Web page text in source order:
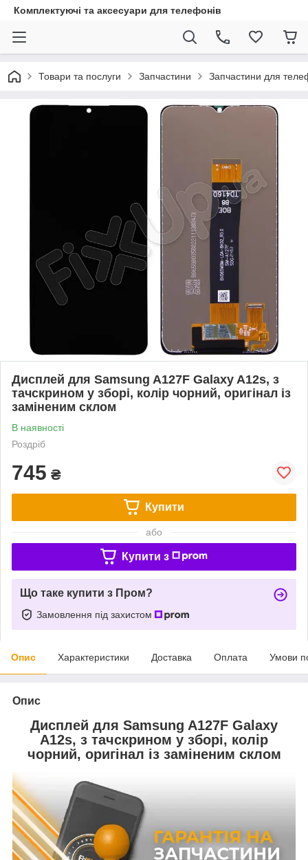
Комплектуючі та аксесуари для телефонів
Товари та послуги Запчастини Запчастини для
Дисплей для Samsung A127F Galaxy A12s, з
тачскрином у зборі, колір чорний, оригінал із
заміненим склом
В наявності
Роздріб
745 ₴
Купити
або
Купити з
Що таке купити з Пром?
Замовлення під захистом
Опис Характеристики Доставка Оплата Умови
Опис
Дисплей для Samsung A127F Galaxy
A12s, з тачскрином у зборі, колір
чорний, оригінал із заміненим склом